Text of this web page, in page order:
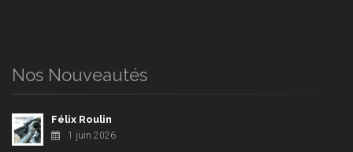
Nos Nouveautés
Félix Roulin
1 juin 2026